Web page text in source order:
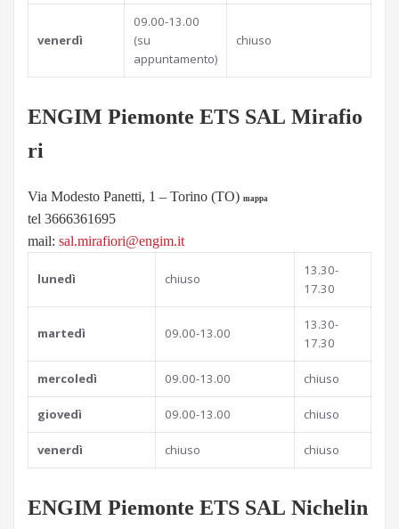
venerdì
09.00-13.00
(su
appuntamento)
chiuso
ENGIM Piemonte ETS SAL Mirafio
ri
Via Modesto Panetti, 1 – Torino (TO) mappa
tel 3666361695
mail: sal.mirafiori@engim.it
lunedì chiuso
13.30-
17.30
martedì 09.00-13.00
13.30-
17.30
mercoledì 09.00-13.00 chiuso
giovedì 09.00-13.00 chiuso
venerdì chiuso chiuso
ENGIM Piemonte ETS SAL Nichelin